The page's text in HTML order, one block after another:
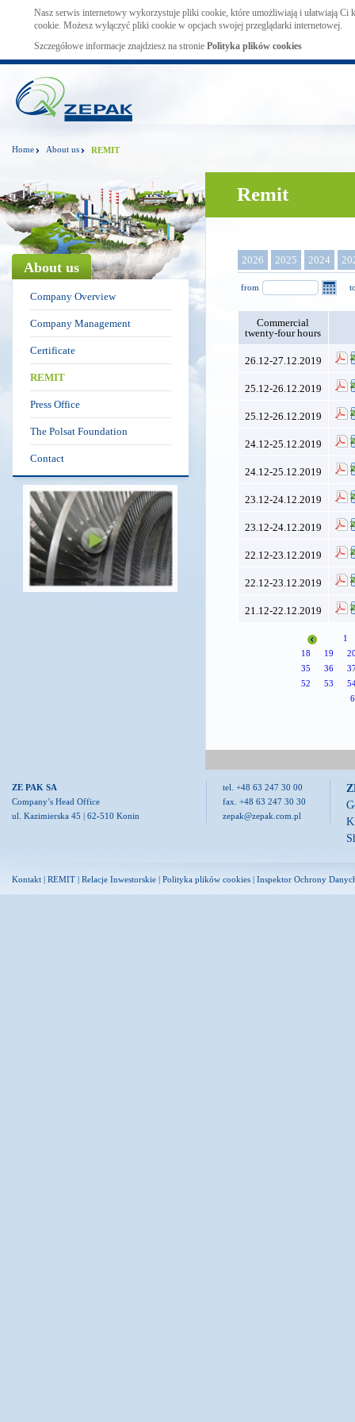
Nasz serwis internetowy wykorzystuje pliki cookie, które umożliwiają i ułatwiają Ci
cookie. Możesz wyłączyć pliki cookie w opcjach swojej przeglądarki internetowej.
Szczegółowe informacje znajdziesz na stronie Polityka plików cookies
Home About us REMIT
About us
Company Overview
Company Management
Certificate
REMIT
Press Office
The Polsat Foundation
Contact
Remit
2026 2025 2024
from
Commercial
twenty-four hours
26.12-27.12.2019
25.12-26.12.2019
25.12-26.12.2019
24.12-25.12.2019
24.12-25.12.2019
23.12-24.12.2019
23.12-24.12.2019
22.12-23.12.2019
22.12-23.12.2019
21.12-22.12.2019
1
18
19
35
36
52
53
ZE PAK SA
Company’s Head Office
ul. Kazimierska 45 | 62-510 Konin
tel. +48 63 247 30 00
fax. +48 63 247 30 30
zepak@zepak.com.pl
Kontakt | REMIT | Relacje Inwestorskie | Polityka plików cookies | Inspektor Ochrony